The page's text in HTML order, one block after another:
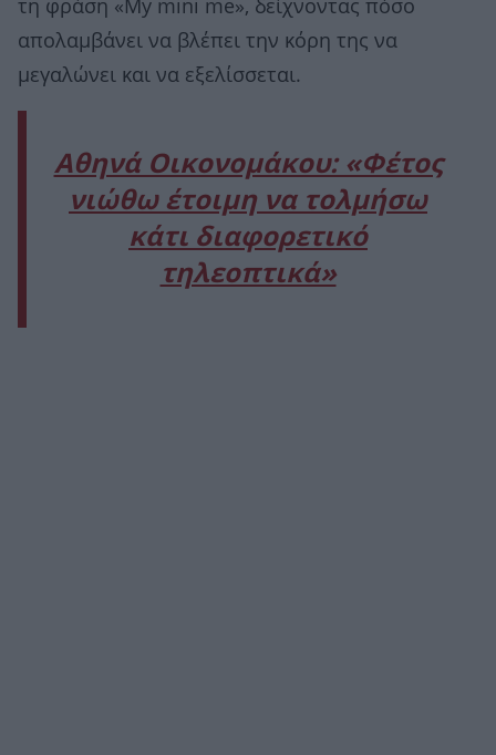
τη φράση «My mini me», δείχνοντας πόσο
απολαμβάνει να βλέπει την κόρη της να
μεγαλώνει και να εξελίσσεται.
Αθηνά Οικονομάκου: «Φέτος
νιώθω έτοιμη να τολμήσω
κάτι διαφορετικό
τηλεοπτικά»